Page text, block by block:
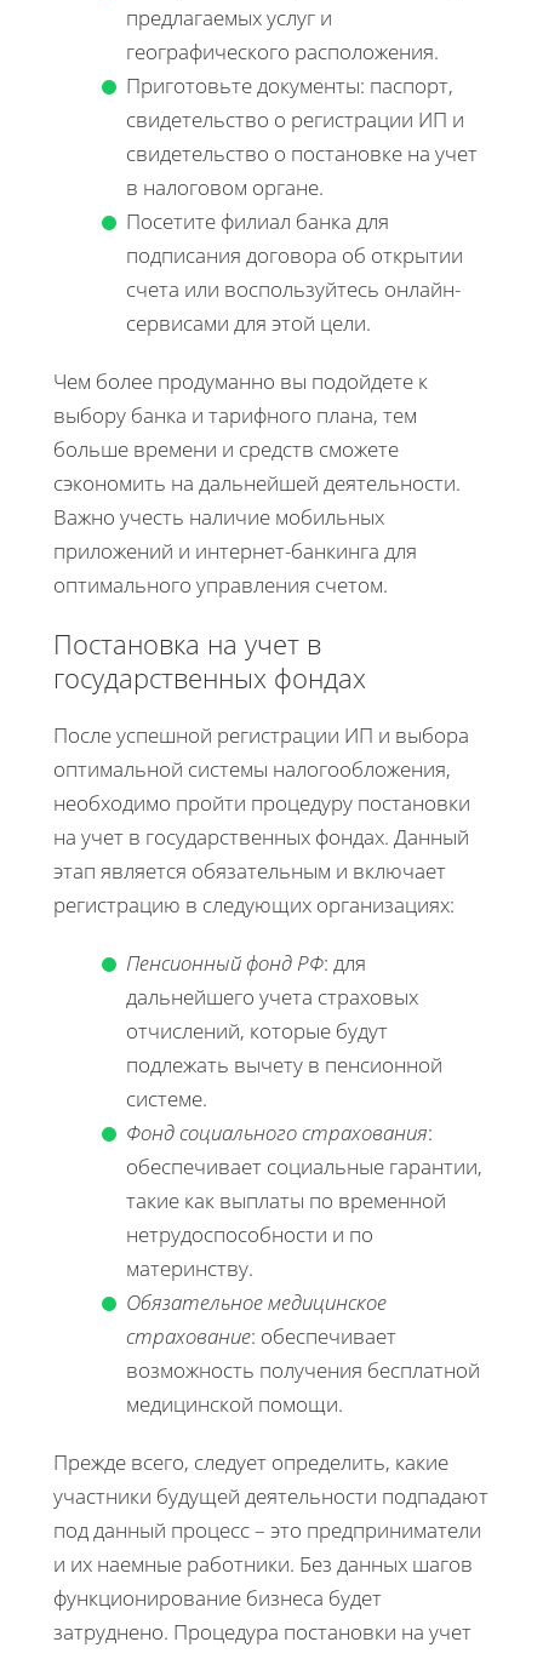
предлагаемых услуг и
географического расположения.
Приготовьте документы: паспорт,
свидетельство о регистрации ИП и
свидетельство о постановке на учет
в налоговом органе.
Посетите филиал банка для
подписания договора об открытии
счета или воспользуйтесь онлайн-
сервисами для этой цели.
Чем более продуманно вы подойдете к
выбору банка и тарифного плана, тем
больше времени и средств сможете
сэкономить на дальнейшей деятельности.
Важно учесть наличие мобильных
приложений и интернет-банкинга для
оптимального управления счетом.
Постановка на учет в
государственных фондах
После успешной регистрации ИП и выбора
оптимальной системы налогообложения,
необходимо пройти процедуру постановки
на учет в государственных фондах. Данный
этап является обязательным и включает
регистрацию в следующих организациях:
Пенсионный фонд РФ: для
дальнейшего учета страховых
отчислений, которые будут
подлежать вычету в пенсионной
системе.
Фонд социального страхования:
обеспечивает социальные гарантии,
такие как выплаты по временной
нетрудоспособности и по
материнству.
Обязательное медицинское
страхование: обеспечивает
возможность получения бесплатной
медицинской помощи.
Прежде всего, следует определить, какие
участники будущей деятельности подпадают
под данный процесс – это предприниматели
и их наемные работники. Без данных шагов
функционирование бизнеса будет
затруднено. Процедура постановки на учет